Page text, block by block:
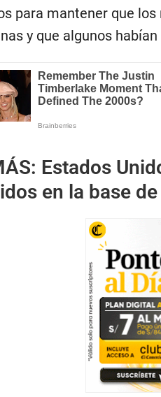
para mantener que
y que algunos
Estados
en la base